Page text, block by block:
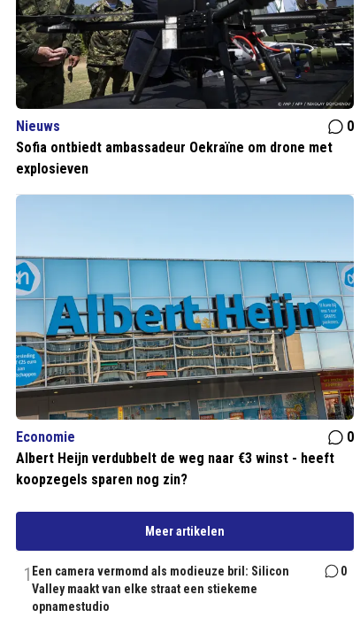
Nieuws
0
Sofia ontbiedt ambassadeur Oekraïne om drone met
explosieven
Economie
0
Albert Heijn verdubbelt de weg naar €3 winst - heeft
koopzegels sparen nog zin?
Meer artikelen
1 Een camera vermomd als modieuze bril: Silicon
Valley maakt van elke straat een stiekeme
opnamestudio
0